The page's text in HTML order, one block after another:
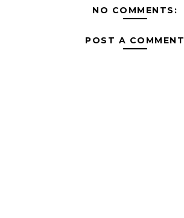
NO COMMENTS:
POST A COMMENT